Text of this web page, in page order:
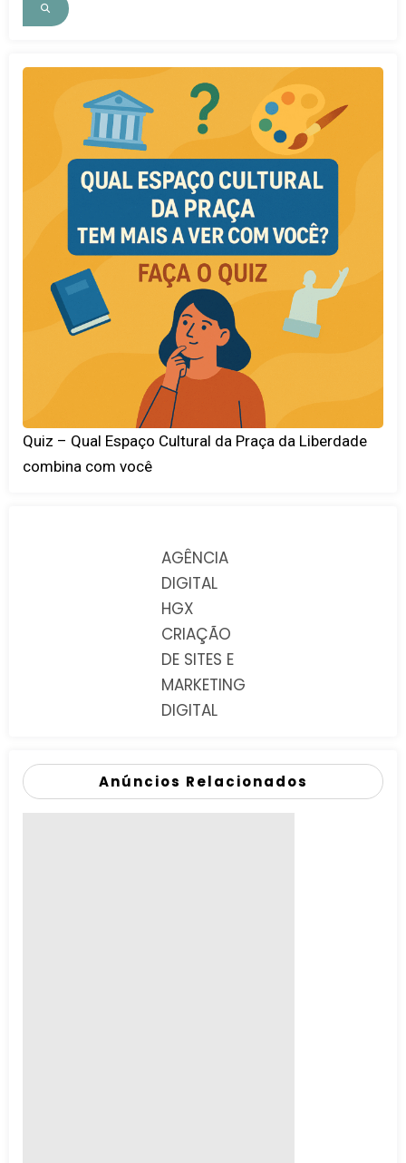
Quiz – Qual Espaço Cultural da Praça da Liberdade
combina com você
AGÊNCIA
DIGITAL
HGX
CRIAÇÃO
DE SITES E
MARKETING
DIGITAL
Anúncios Relacionados